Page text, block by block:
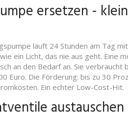
ersetzen -
läuft 24 Stunden am Tag
ein Licht, das nie aus geht. Eine
an den Bedarf an. Sie
Euro. Die Förderung: bis zu 30
Ein echter Low-Cost-Hit.